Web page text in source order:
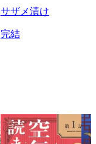
サザメ漬け
完結